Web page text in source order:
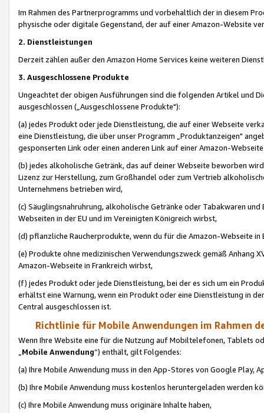
Im Rahmen des Partnerprogramms und vorbehaltlich der in diesem
physische oder digitale Gegenstand, der auf einer Amazon-Website
2. Dienstleistungen
Derzeit zählen außer den Amazon Home Services keine weiteren
3. Ausgeschlossene Produkte
Ungeachtet der obigen Ausführungen sind die folgenden Artikel und
ausgeschlossen („Ausgeschlossene Produkte"):
(a) jedes Produkt oder jede Dienstleistung, die auf einer Webseite
eine Dienstleistung, die über unser Programm „Produktanzeigen"
gesponserten Link oder einen anderen Link auf einer Amazon-
(b) jedes alkoholische Getränk, das auf deiner Webseite beworben
Lizenz zur Herstellung, zum Großhandel oder zum Vertrieb
Unternehmens betrieben wird,
(c) Säuglingsnahruhrung, alkoholische Getränke oder Tabakwaren
Webseiten in der EU und im Vereinigten Königreich wirbst,
(d) pflanzliche Raucherprodukte, wenn du für die Amazon-Webseite in
(e) Produkte ohne medizinischen Verwendungszweck gemäß Anhang
Amazon-Webseite in Frankreich wirbst,
(f) jedes Produkt oder jede Dienstleistung, bei der es sich um ein
erhältst eine Warnung, wenn ein Produkt oder eine Dienstleistung in
Central ausgeschlossen ist.
Richtlinie für Mobile Anwendungen im Rahmen
Wenn Ihre Website eine für die Nutzung auf Mobiltelefonen, Tablets
„Mobile Anwendung“) enthält, gilt Folgendes:
(a) Ihre Mobile Anwendung muss in den App-Stores von Google Play,
(b) Ihre Mobile Anwendung muss kostenlos heruntergeladen werden
(c) Ihre Mobile Anwendung muss originäre Inhalte haben,